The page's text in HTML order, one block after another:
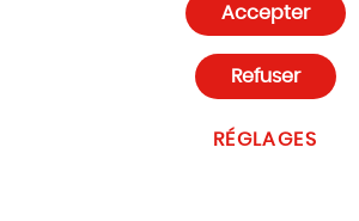
Paramètres des cookies
Accepter
RÉGLAGES
Refuser